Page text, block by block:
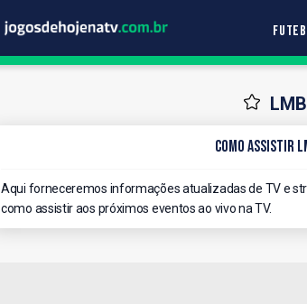
Como Assistir
Aqui forneceremos informações atualizadas de TV e
como assistir aos próximos eventos ao vivo na TV.